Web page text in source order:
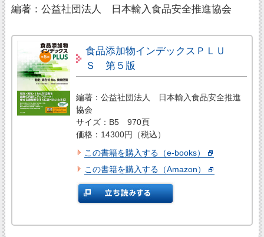
編著：公益社団法人 日本輸入食品安全推進協会
食品添加物インデックスＰＬＵ
Ｓ 第５版
編著：公益社団法人 日本輸入食品安全推進
協会
サイズ：B5 970頁
価格：14300円（税込）
この書籍を購入する（e-books）
この書籍を購入する（Amazon）